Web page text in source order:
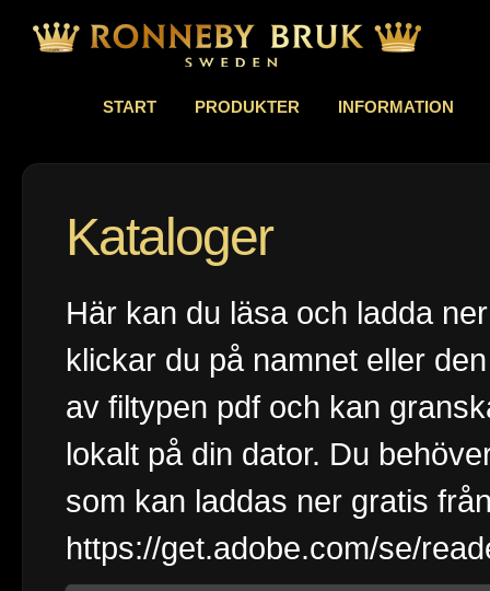
START PRODUKTER INFORMATION
Kataloger
Här kan du läsa och ladda
klickar du på namnet eller
av filtypen pdf och kan
lokalt på din dator. Du
som kan laddas ner gratis
https://get.adobe.com/se/